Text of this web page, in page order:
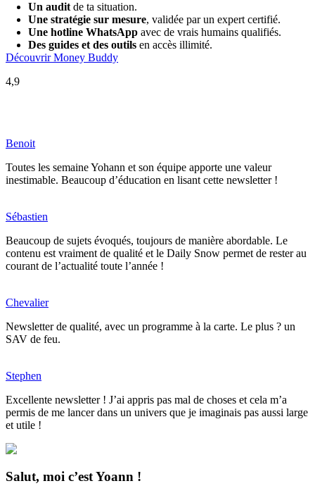
Un audit de ta situation.
Une stratégie sur mesure, validée par un expert certifié.
Une hotline WhatsApp avec de vrais humains qualifiés.
Des guides et des outils en accès illimité.
Découvrir Money Buddy
4,9
Benoit
Toutes les semaine Yohann et son équipe apporte une valeur
inestimable. Beaucoup d’éducation en lisant cette newsletter !
Sébastien
Beaucoup de sujets évoqués, toujours de manière abordable. Le
contenu est vraiment de qualité et le Daily Snow permet de rester au
courant de l’actualité toute l’année !
Chevalier
Newsletter de qualité, avec un programme à la carte. Le plus ? un
SAV de feu.
Stephen
Excellente newsletter ! J’ai appris pas mal de choses et cela m’a
permis de me lancer dans un univers que je imaginais pas aussi large
et utile !
Salut, moi c’est Yoann !